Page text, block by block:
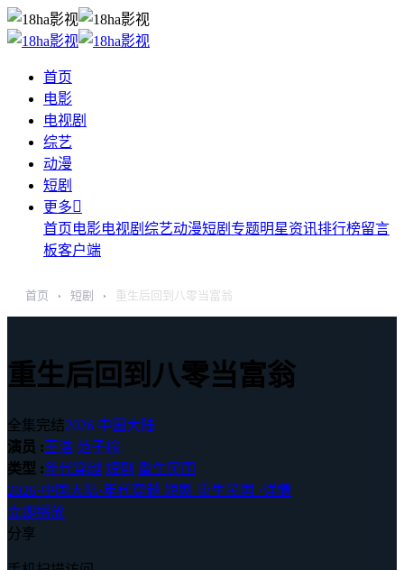
首页
电影
电视剧
综艺
动漫
短剧
更多
首页电影电视剧 综艺动漫短剧 专题明星资讯排行榜留言
板客户端
首页 › 短剧 › 重生后回到八零当富翁
重生后回到八零当富翁
全集完结2026 中国大陆
演员 :王浩 范子榆
类型 :年代穿越 短剧 重生民国
2026·中国大陆·年代穿越 短剧 重生民国 ·详情
立即播放
分享